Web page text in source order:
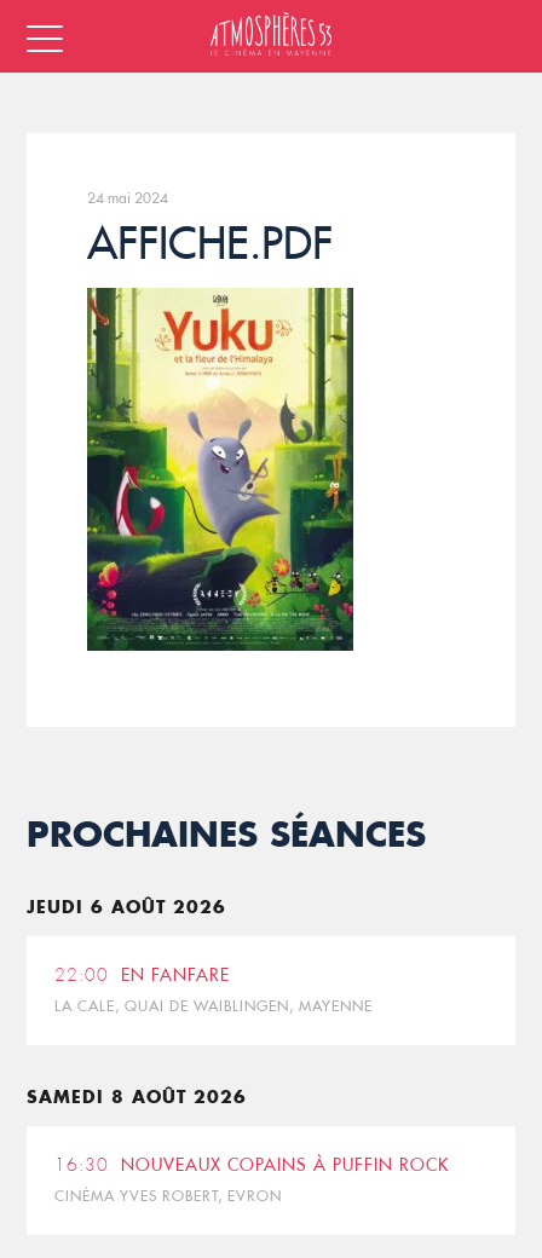
24 mai 2024
AFFICHE.PDF
PROCHAINES SÉANCES
JEUDI 6 AOÛT 2026
22:00 EN FANFARE
LA CALE, QUAI DE WAIBLINGEN, MAYENNE
SAMEDI 8 AOÛT 2026
16:30 NOUVEAUX COPAINS À PUFFIN ROCK
CINÉMA YVES ROBERT, EVRON